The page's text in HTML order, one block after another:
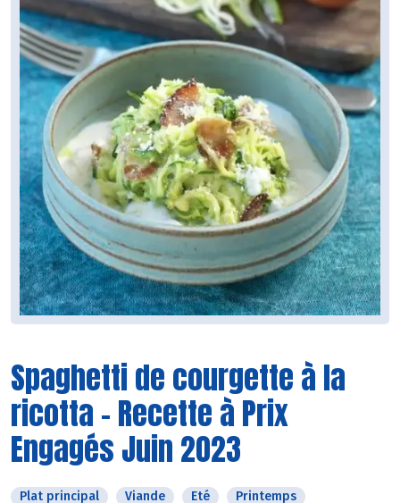
Spaghetti de courgette à la
ricotta - Recette à Prix
Engagés Juin 2023
Plat principal Viande Eté Printemps